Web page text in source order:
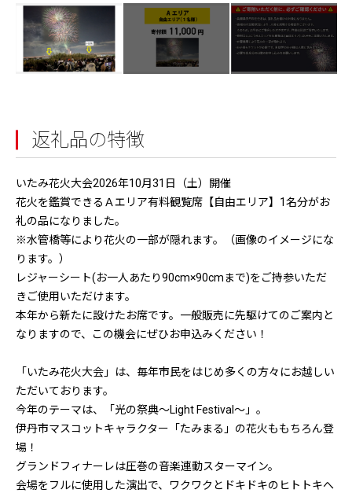
返礼品の特徴
いたみ花火大会2026年10月31日（土）開催
花火を鑑賞できるＡエリア有料観覧席【自由エリア】1名分がお
礼の品になりました。
※水管橋等により花火の一部が隠れます。（画像のイメージにな
ります。）
レジャーシート(お一人あたり90cm×90cmまで)をご持参いただ
きご使用いただけます。
本年から新たに設けたお席です。一般販売に先駆けてのご案内と
なりますので、この機会にぜひお申込みください！
「いたみ花火大会」は、毎年市民をはじめ多くの方々にお越しい
ただいております。
今年のテーマは、「光の祭典～Light Festival～」。
伊丹市マスコットキャラクター「たみまる」の花火ももちろん登
場！
グランドフィナーレは圧巻の音楽連動スターマイン。
会場をフルに使用した演出で、ワクワクとドキドキのヒトトキへ